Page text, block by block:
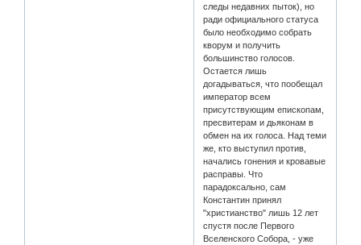
следы недавних пыток), но
ради официального статуса
было необходимо собрать
кворум и получить
большинство голосов.
Остается лишь
догадываться, что пообещал
император всем
присутствующим епископам,
пресвитерам и дьяконам в
обмен на их голоса. Над теми
же, кто выступил против,
начались гонения и кровавые
расправы. Что
парадоксально, сам
Константин принял
"христианство" лишь 12 лет
спустя после Первого
Вселенского Собора, - уже